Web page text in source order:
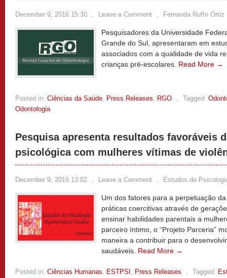
December 9, 2016 15:30 , Leave a Comment , Fernanda Ruffo Ortiz
Pesquisadores da Universidade
Grande do Sul, apresentaram em
associados com a qualidade de vida
crianças pré-escolares. Read More →
Posted in: Ciências da Saúde, Press Releases, RGO , Tagged:
Odontologia
Pesquisa apresenta resultados favoráveis
psicológica com mulheres vítimas de
December 9, 2016 13:02 , Leave a Comment , Estudos de
Um dos fatores para a perpetuação
práticas coercitivas através de
ensinar habilidades parentais a
parceiro íntimo, o “Projeto Parceria”
maneira a contribuir para o
saudáveis. Read More →
Posted in: Ciências Humanas, ESTPSI , Press Releases , Tagged: